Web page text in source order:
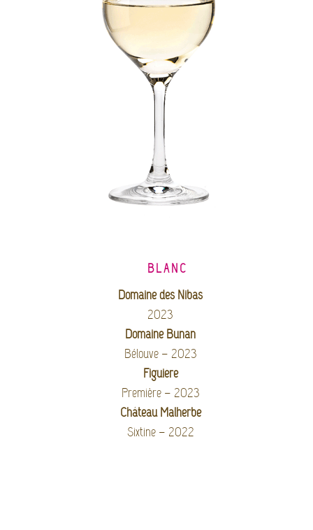
BLANC
Domaine des Nibas
2023
Domaine Bunan
Bélouve – 2023
Figuière
Première – 2023
Château Malherbe
Sixtine – 2022